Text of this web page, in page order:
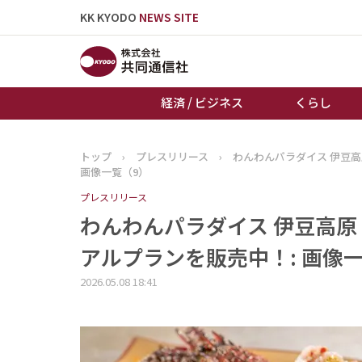
KK KYODO NEWS SITE
経済 / ビジネス くらし
トップページ
トップ › プレスリリース ›
わんわんパラダイス 伊豆
画像一覧（9）
プレスリリース
わんわんパラダイス 伊豆高
アルプランを販売中！: 画像
2026.05.08 18:41